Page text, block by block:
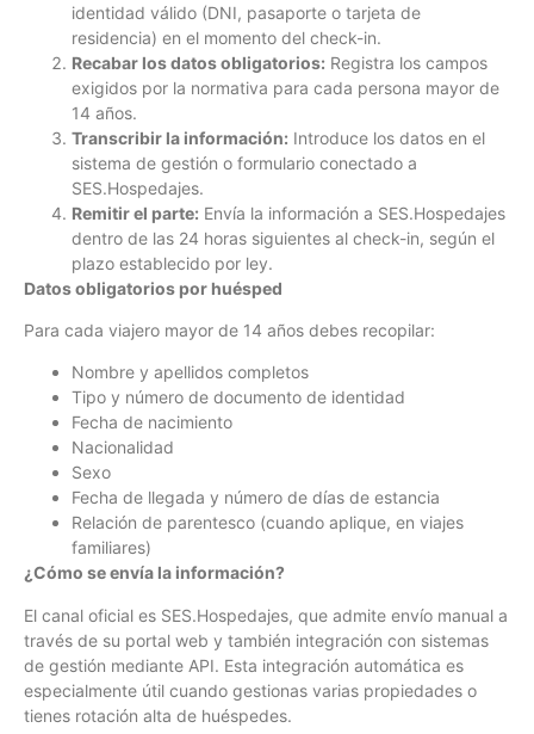
identidad válido (DNI, pasaporte o tarjeta de
residencia) en el momento del check-in.
Recabar los datos obligatorios: Registra los campos
exigidos por la normativa para cada persona mayor de
14 años.
Transcribir la información: Introduce los datos en el
sistema de gestión o formulario conectado a
SES.Hospedajes.
Remitir el parte: Envía la información a SES.Hospedajes
dentro de las 24 horas siguientes al check-in, según el
plazo establecido por ley.
Datos obligatorios por huésped
Para cada viajero mayor de 14 años debes recopilar:
Nombre y apellidos completos
Tipo y número de documento de identidad
Fecha de nacimiento
Nacionalidad
Sexo
Fecha de llegada y número de días de estancia
Relación de parentesco (cuando aplique, en viajes
familiares)
¿Cómo se envía la información?
El canal oficial es SES.Hospedajes, que admite envío manual a
través de su portal web y también integración con sistemas
de gestión mediante API. Esta integración automática es
especialmente útil cuando gestionas varias propiedades o
tienes rotación alta de huéspedes.